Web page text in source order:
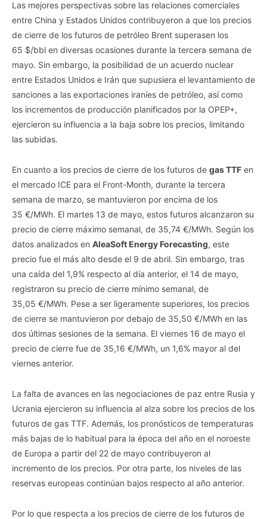
your opt-out. You may separately opt-out of the further
disclosure of your personal information by third parties on the
IAB’s list of downstream participants. This information may
also be disclosed by us to third parties on the
Downstream Participants that may further disclose it to other
third parties.
Personal Data Processing Opt Outs
I want to opt-out of the Sharing of my
personal data.
Personal Data.
Opted In
I want to opt-out of processing my
Personal Data for Targeted Advertising.
Opted In
Retention, Sale, and/or Sharing of my
Personal Data that Is Unrelated with the
Purposes for which it was collected.
Opted Out
CONFIRM
Las mejores perspectivas sobre las relaciones comerciales
entre China y Estados Unidos contribuyeron a que los precios
de cierre de los futuros de petróleo Brent superasen los
65 $/bbl en diversas ocasiones durante la tercera semana de
mayo. Sin embargo, la posibilidad de un acuerdo nuclear
entre Estados Unidos e Irán que supusiera el levantamiento de
sanciones a las exportaciones iraníes de petróleo, así como
los incrementos de producción planificados por la OPEP+,
ejercieron su influencia a la baja sobre los precios, limitando
las subidas.
En cuanto a los precios de cierre de los futuros de gas TTF en
el mercado ICE para el Front-Month, durante la tercera
semana de marzo, se mantuvieron por encima de los
35 €/MWh. El martes 13 de mayo, estos futuros alcanzaron su
precio de cierre máximo semanal, de 35,74 €/MWh. Según los
datos analizados en AleaSoft Energy Forecasting, este
precio fue el más alto desde el 9 de abril. Sin embargo, tras
una caída del 1,9% respecto al día anterior, el 14 de mayo,
registraron su precio de cierre mínimo semanal, de
35,05 €/MWh. Pese a ser ligeramente superiores, los precios
de cierre se mantuvieron por debajo de 35,50 €/MWh en las
dos últimas sesiones de la semana. El viernes 16 de mayo el
precio de cierre fue de 35,16 €/MWh, un 1,6% mayor al del
viernes anterior.
La falta de avances en las negociaciones de paz entre Rusia y
Ucrania ejercieron su influencia al alza sobre los precios de los
futuros de gas TTF. Además, los pronósticos de temperaturas
más bajas de lo habitual para la época del año en el noroeste
de Europa a partir del 22 de mayo contribuyeron al
incremento de los precios. Por otra parte, los niveles de las
reservas europeas continúan bajos respecto al año anterior.
Por lo que respecta a los precios de cierre de los futuros de